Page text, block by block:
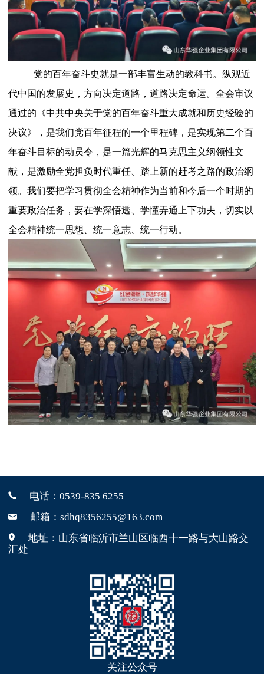
党的百年奋斗史就是一部丰富生动的教科书。纵观近
代中国的发展史，方向决定道路，道路决定命运。全会审议
通过的《中共中央关于党的百年奋斗重大成就和历史经验的
决议》，是我们党百年征程的一个里程碑，是实现第二个百
年奋斗目标的动员令，是一篇光辉的马克思主义纲领性文
献，是激励全党担负时代重任、踏上新的赶考之路的政治纲
领。我们要把学习贯彻全会精神作为当前和今后一个时期的
重要政治任务，要在学深悟透、学懂弄通上下功夫，切实以
全会精神统一思想、统一意志、统一行动。
电话： 0539-835 6255
邮箱：sdhq8356255@163.com
地址：山东省临沂市兰山区临西十一路与大山路交
汇处
关注公众号